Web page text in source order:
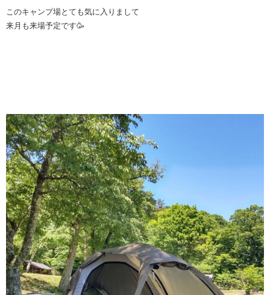
このキャンプ場とても気に入りまして
来月も来場予定です🥳